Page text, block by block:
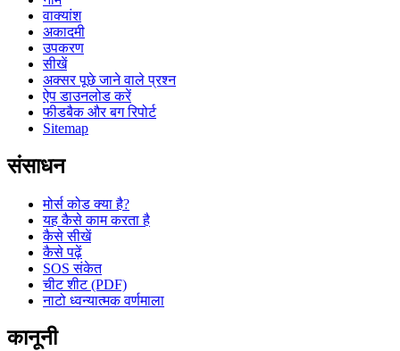
वाक्यांश
अकादमी
उपकरण
सीखें
अक्सर पूछे जाने वाले प्रश्न
ऐप डाउनलोड करें
फीडबैक और बग रिपोर्ट
Sitemap
संसाधन
मोर्स कोड क्या है?
यह कैसे काम करता है
कैसे सीखें
कैसे पढ़ें
SOS संकेत
चीट शीट (PDF)
नाटो ध्वन्यात्मक वर्णमाला
कानूनी